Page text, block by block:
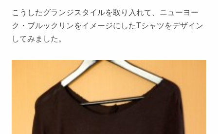
こうしたグランジスタイルを取り入れて、ニューヨー
ク・ブルックリンをイメージにしたTシャツをデザイン
してみました。